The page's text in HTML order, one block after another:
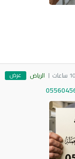
الرياض عرض